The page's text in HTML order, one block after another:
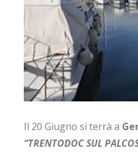
Il 20 Giugno si terrà a
“TRENTODOC SUL